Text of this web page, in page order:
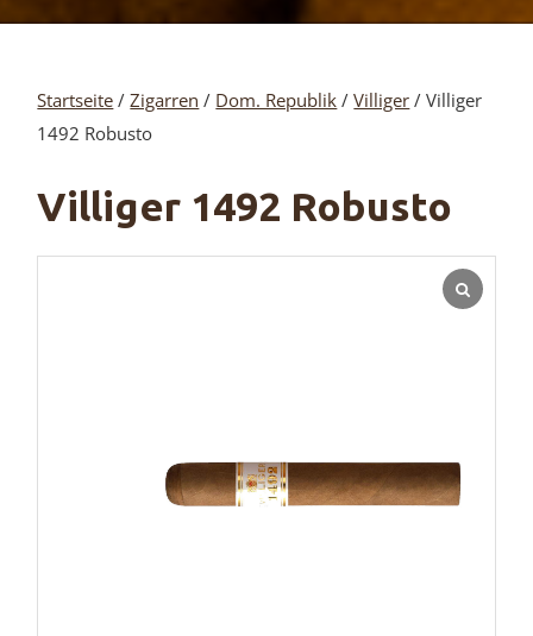
Startseite /Zigarren / Dom. Republik /Villiger / Villiger
1492 Robusto
Villiger 1492 Robusto